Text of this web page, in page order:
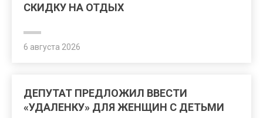
СКИДКУ НА ОТДЫХ
6 августа 2026
ДЕПУТАТ ПРЕДЛОЖИЛ ВВЕСТИ
«УДАЛЕНКУ» ДЛЯ ЖЕНЩИН С ДЕТЬМИ